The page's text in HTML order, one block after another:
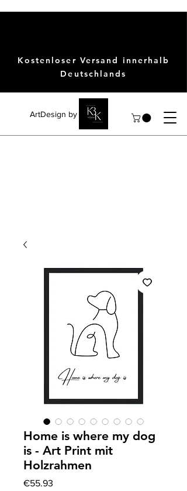
ArtDesign by KBK
Kostenloser Versand innerhalb
Deutschlands
Home is where my dog
is - Art Print mit
Holzrahmen
€55.93